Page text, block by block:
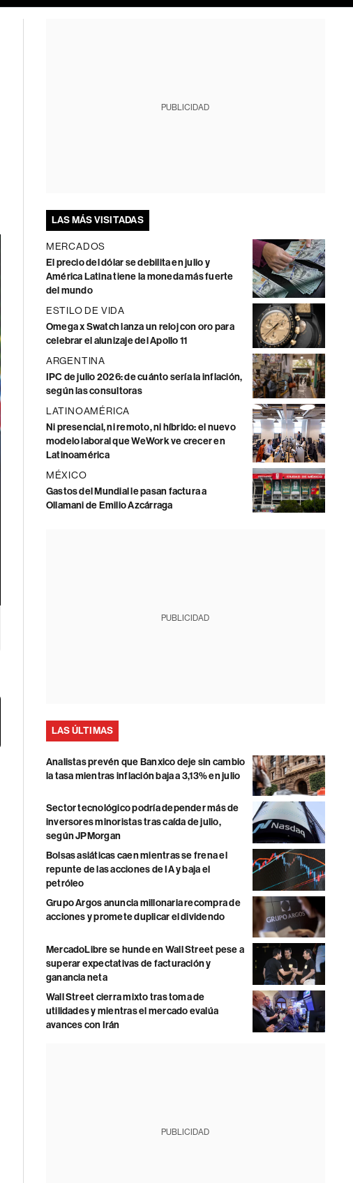
PUBLICIDAD
LAS MÁS VISITADAS
MERCADOS
El precio del dólar se debilita en julio y
América Latina tiene la moneda más fuerte
del mundo
ESTILO DE VIDA
Omega x Swatch lanza un reloj con oro para
celebrar el alunizaje del Apollo 11
ARGENTINA
IPC de julio 2026: de cuánto sería la inflación,
según las consultoras
LATINOAMÉRICA
Ni presencial, ni remoto, ni híbrido: el nuevo
modelo laboral que WeWork ve crecer en
Latinoamérica
MÉXICO
Gastos del Mundial le pasan factura a
Ollamani de Emilio Azcárraga
PUBLICIDAD
LAS ÚLTIMAS
Analistas prevén que Banxico deje sin cambio
la tasa mientras inflación baja a 3,13% en julio
Sector tecnológico podría depender más de
inversores minoristas tras caída de julio,
según JPMorgan
Bolsas asiáticas caen mientras se frena el
repunte de las acciones de IA y baja el
petróleo
Grupo Argos anuncia millonaria recompra de
acciones y promete duplicar el dividendo
MercadoLibre se hunde en Wall Street pese a
superar expectativas de facturación y
ganancia neta
Wall Street cierra mixto tras toma de
utilidades y mientras el mercado evalúa
avances con Irán
PUBLICIDAD